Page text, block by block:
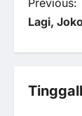
P
o
s
t
Previous:
Lagi,